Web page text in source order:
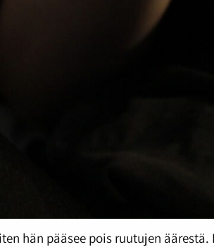
hän pääsee pois ruutujen äärestä.